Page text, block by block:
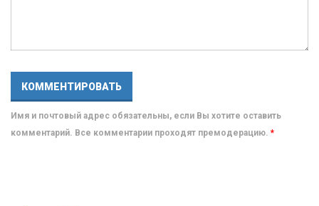
Имя и почтовый адрес обязательны, если Вы хотите оставить
комментарий. Все комментарии проходят премодерацию. *